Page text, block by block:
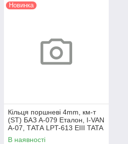
Новинка
Кільця поршневі 4mm, км-т
(ST) БАЗ А-079 Еталон, I-VAN
A-07, ТАТА LPT-613 EIII TATA
Motors
В наявності